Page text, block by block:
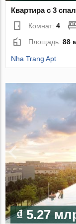
Квартира с 3
Комнат:4
Площадь:88
Nha Trang Apt
₫ 5.27